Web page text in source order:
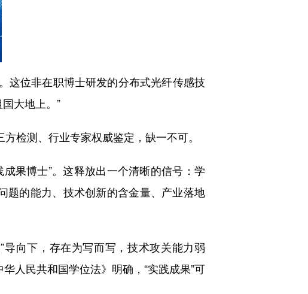
这位非在职博士研发的分布式光纤传感技
大地上。”
检测、行业专家权威鉴定，缺一不可。
果博士”。这释放出一个清晰的信号：学
题的能力、技术创新的含金量、产业落地
向下，存在为写而写，技术攻关能力弱
人民共和国学位法》明确，“实践成果”可